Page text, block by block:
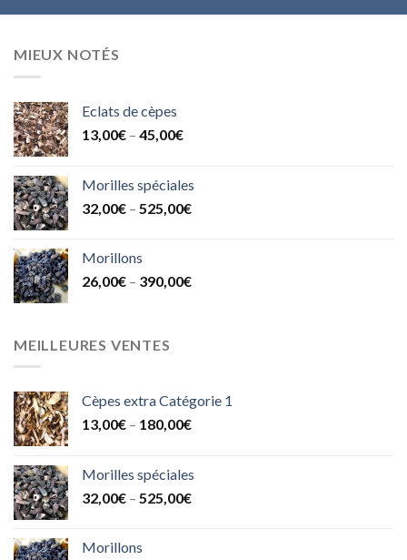
MIEUX NOTÉS
Eclats de cèpes
13,00€ – 45,00€
Morilles spéciales
32,00€ – 525,00€
Morillons
26,00€ – 390,00€
MEILLEURES VENTES
Cèpes extra Catégorie 1
13,00€ – 180,00€
Morilles spéciales
32,00€ – 525,00€
Morillons